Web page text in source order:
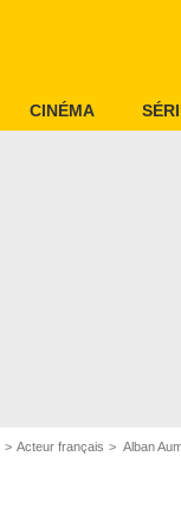
CINÉMA
Acteur français Alban